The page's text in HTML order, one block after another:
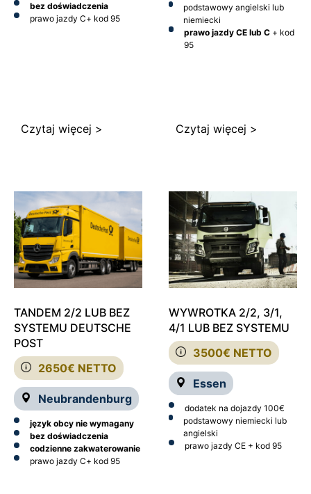
bez doświadczenia
prawo jazdy C+ kod 95
Czytaj więcej >
podstawowy angielski lub
niemiecki
prawo jazdy CE lub C+ kod
95
Czytaj więcej >
2650€ NETTO
Neubrandenburg
TANDEM 2/2 LUB BEZ
SYSTEMU DEUTSCHE
POST
język obcy nie wymagany
bez doświadczenia
codzienne zakwaterowanie
prawo jazdy C+ kod 95
3500€ NETTO
Essen
WYWROTKA 2/2, 3/1,
4/1 LUB BEZ SYSTEMU
dodatek na dojazdy 100€
podstawowy niemiecki lub
angielski
prawo jazdy CE + kod 95